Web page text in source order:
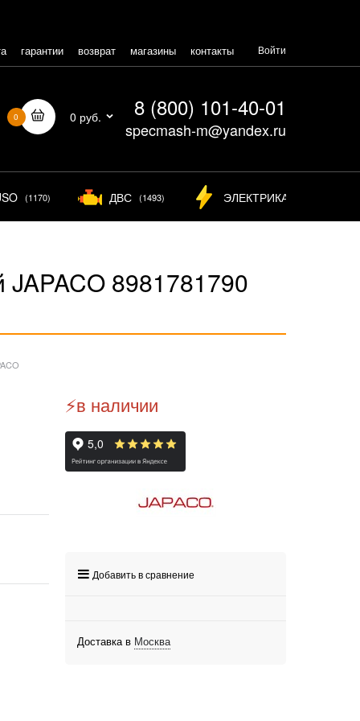
гарантии возврат магазины контакты Войти
0 0 руб. 8 (800) 101-40-01
specmash-m@yandex.ru
(1170) ДВС (1493) ЭЛЕКТРИКА
8981781790
⚡️в наличии
Добавить в сравнение
Доставка в Москва